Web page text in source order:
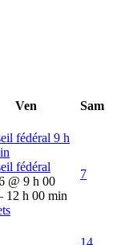
Ven Sam
fédéral 9 h
fédéral
@ 9 h 00
12 h 00 min
7